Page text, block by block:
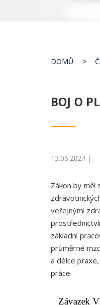
DOMŮ
BOJ O
13.06.2024 |
Zákon by měl
veřejnými
základní
průměrné
a délce
práce.
Závazek